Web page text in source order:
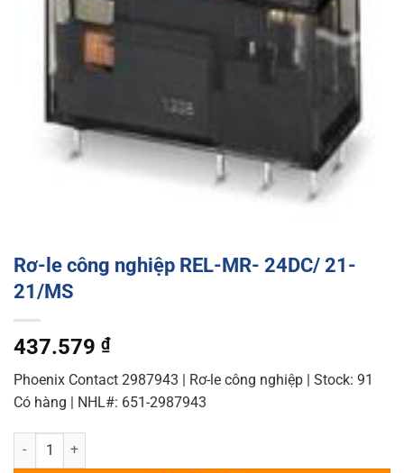
Rơ-le công nghiệp REL-MR- 24DC/ 21-
21/MS
437.579 ₫
Phoenix Contact 2987943 | Rơ-le công nghiệp | Stock: 91
Có hàng | NHL#: 651-2987943
Rơ-le công nghiệp REL-MR- 24DC/ 21-21/MS quantity